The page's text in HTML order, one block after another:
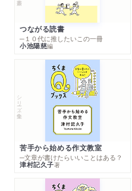
つながる読書
─１０代に推したいこの一冊
小池陽慈編
シリーズ・全集
苦手から始める作文教室
─文章が書けたらいいことはある？
津村記久子著